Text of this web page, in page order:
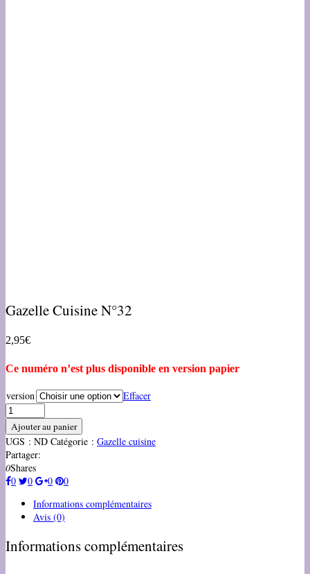
Gazelle Cuisine N°32
2,95€
Ce numéro n’est plus disponible en version papier
version Effacer
Ajouter au panier
UGS : ND Catégorie : Gazelle cuisine
Partager:
0Shares
0
0 0
0
Informations complémentaires
Avis (0)
Informations complémentaires